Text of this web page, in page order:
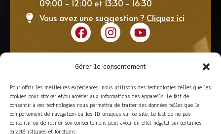
Gérer le consentement
Pour offrir les meilleures expériences, nous utilisons des technologies telles que les
cookies pour stocker et/ou accéder aux informations des appareils. Le fait de
consentir à ces technologies nous permettra de traiter des données telles que le
comportement de navigation ou les ID uniques sur ce site. Le fait de ne pas
consentir ou de retirer son consentement peut avoir un effet négatif sur certaines
caractéristiques et fonctions.
09:00 - 12:00 et 13:30 - 16:30
Vous avez une suggestion ? Cliquez ici